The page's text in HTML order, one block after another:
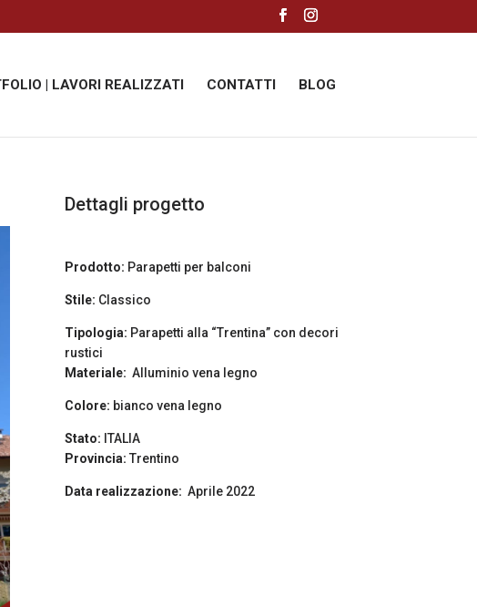
| LAVORI REALIZZATI CONTATTI BLOG
Dettagli progetto
Prodotto: Parapetti per balconi
Stile: Classico
Tipologia: Parapetti alla “Trentina” con decori
rustici
Materiale: Alluminio vena legno
Colore: bianco vena legno
Stato: ITALIA
Provincia: Trentino
Data realizzazione: Aprile 2022